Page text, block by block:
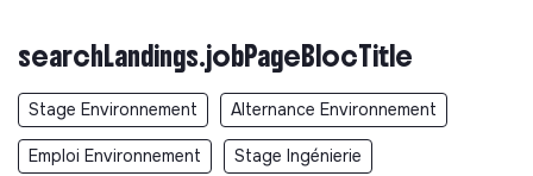
searchLandings.jobPageBlocTitle
Stage Environnement Alternance Environnement
Emploi Environnement Stage Ingénierie